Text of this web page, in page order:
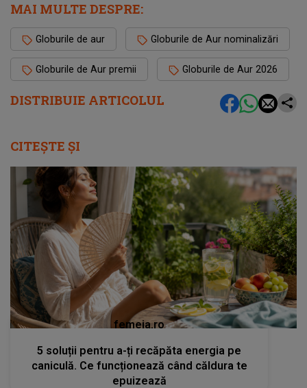
DISTRIBUIE ARTICOLUL
MAI MULTE DESPRE:
Globurile de aur Globurile de Aur nominalizări
Globurile de Aur premii Globurile de Aur 2026
CITEȘTE ȘI
femeia.ro
5 soluții pentru a-ți recăpăta energia pe
caniculă. Ce funcționează când căldura te
epuizează